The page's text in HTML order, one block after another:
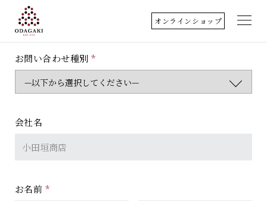
小田垣商店について
店舗のご案内
丹波篠山
料理歳時記
オンラインショップ
お問い合わせ種別 *
会社名
お名前 *